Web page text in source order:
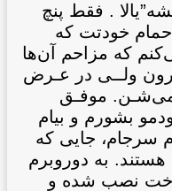
. فقط پنچ
خودتت که
که مزاحم آن‌ها
ولــی در عـرض
می‌شـن. موفـق
بشورم و بيام
سرجام، جايی که
به دوروبرم
رخت نصب شده و